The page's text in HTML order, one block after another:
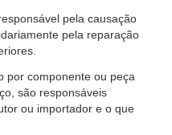
pela causação
pela reparação
por componente ou peça
são responsáveis
ou importador e o que